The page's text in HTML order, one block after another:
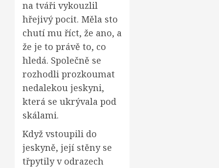
na tváři vykouzlil
hřejivý pocit. Měla sto
chutí mu říct, že ano, a
že je to právě to, co
hledá. Společně se
rozhodli prozkoumat
nedalekou jeskyni,
která se ukrývala pod
skálami.
Když vstoupili do
jeskyně, její stěny se
třpytily v odrazech